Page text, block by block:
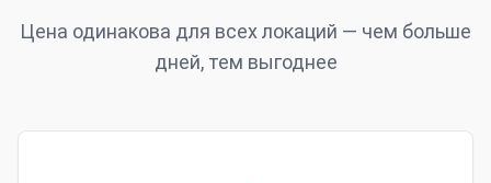
Цена одинакова для всех локаций — чем больше
дней, тем выгоднее